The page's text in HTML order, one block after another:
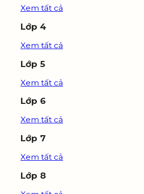
Xem tất cả
Lớp 4
Xem tất cả
Lớp 5
Xem tất cả
Lớp 6
Xem tất cả
Lớp 7
Xem tất cả
Lớp 8